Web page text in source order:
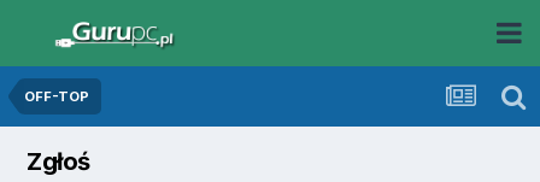
OFF-TOP
Zgłoś